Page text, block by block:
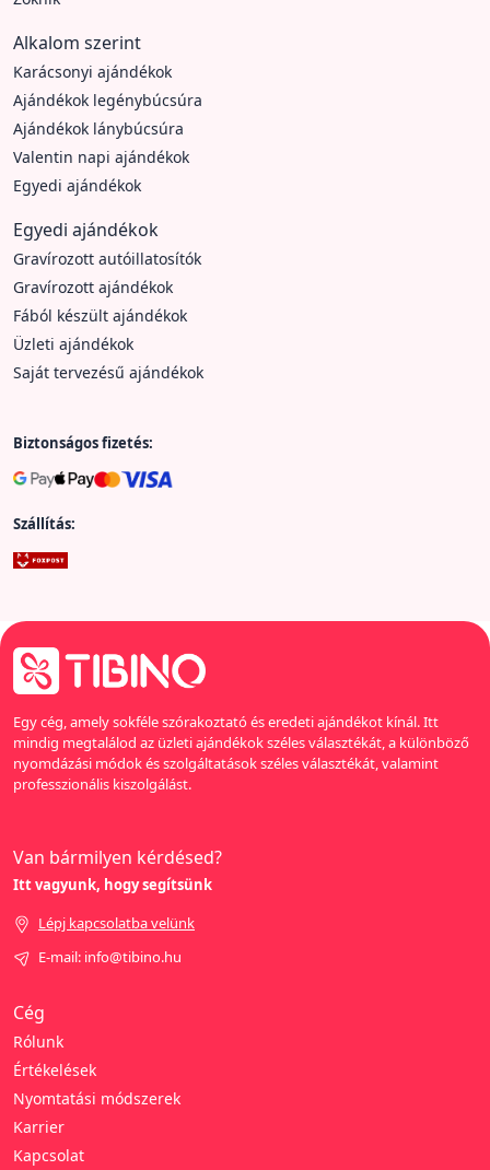
Alkalom szerint
Karácsonyi ajándékok
Ajándékok legénybúcsúra
Ajándékok lánybúcsúra
Valentin napi ajándékok
Egyedi ajándékok
Egyedi ajándékok
Gravírozott autóillatosítók
Gravírozott ajándékok
Fából készült ajándékok
Üzleti ajándékok
Saját tervezésű ajándékok
Biztonságos fizetés:
Szállítás:
Egy cég, amely sokféle szórakoztató és eredeti ajándékot kínál. Itt
mindig megtalálod az üzleti ajándékok széles választékát, a különböző
nyomdázási módok és szolgáltatások széles választékát, valamint
professzionális kiszolgálást.
Cég
Rólunk
Értékelések
Nyomtatási módszerek
Karrier
Kapcsolat
Van bármilyen kérdésed?
Itt vagyunk, hogy segítsünk
Lépj kapcsolatba velünk
E-mail: info@tibino.hu